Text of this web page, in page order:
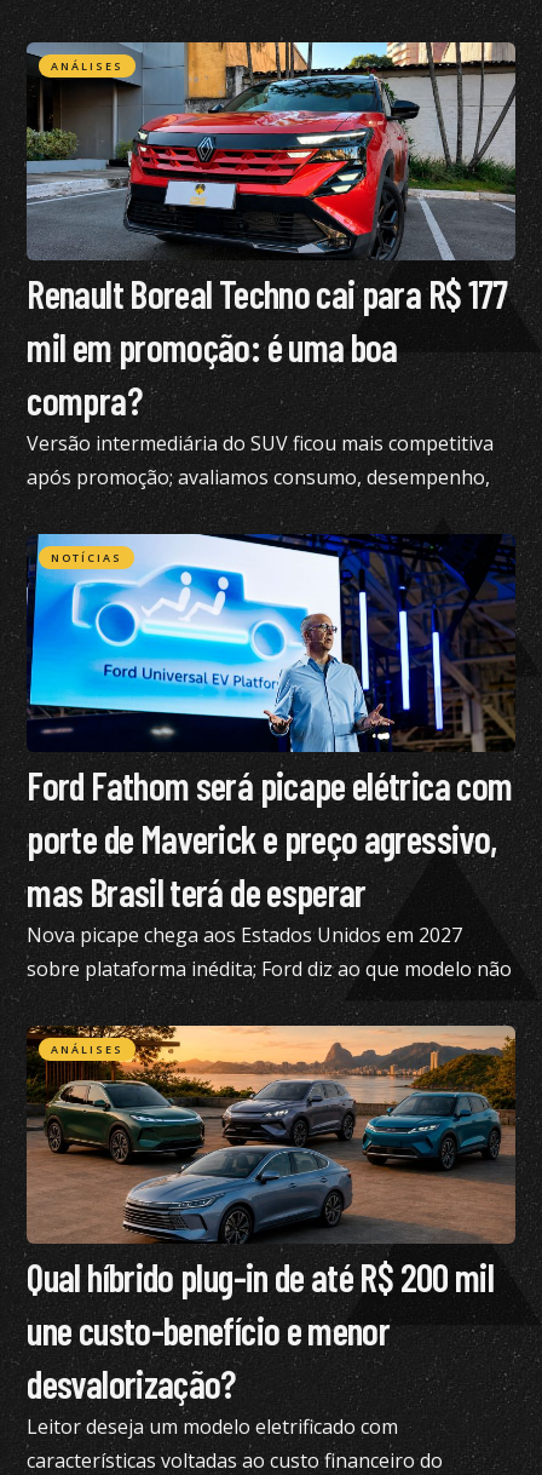
restrições na CNH
ANÁLISES
Renault Boreal Techno cai para R$ 177
mil em promoção: é uma boa
compra?
Versão intermediária do SUV ficou mais competitiva
após promoção; avaliamos consumo, desempenho,
conforto e mais
NOTÍCIAS
Ford Fathom será picape elétrica com
porte de Maverick e preço agressivo,
mas Brasil terá de esperar
Nova picape chega aos Estados Unidos em 2027
sobre plataforma inédita; Ford diz ao que modelo não
está nos planos para o Brasil no momento
ANÁLISES
Qual híbrido plug-in de até R$ 200 mil
une custo-benefício e menor
desvalorização?
Leitor deseja um modelo eletrificado com
características voltadas ao custo financeiro do